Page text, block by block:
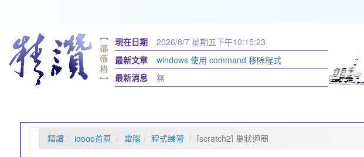
現在日期 2026/8/7 星期五下午10:15:23
最新文章
windows 使用 command 移除程式
最新消息
無
精讚 igogo首頁 電腦 程式練習 [scratch2] 巢狀迴圈